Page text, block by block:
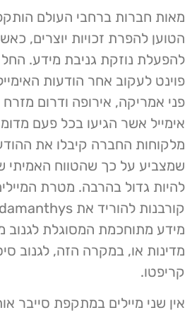
מאות חברות ברחבי העולם
הטוען להפרת זכויות יוצרים,
להפעלת נוזקת גניבת מידע.
פוינט לעקוב אחר הודעות
פני אמריקה, אירופה ודרום
אימייל אשר הגיעו בכל פעם
מלקוחות החברה קיבלו את
שמצביע על כך שהטווח האמיתי
להיות גדול בהרבה. מטרת
מידע מתוחכמת המסוגלת לגנוב
מדינות או, במקרה הזה, לגנוב
קריפטו.
אין שני מיילים במתקפת סייבר